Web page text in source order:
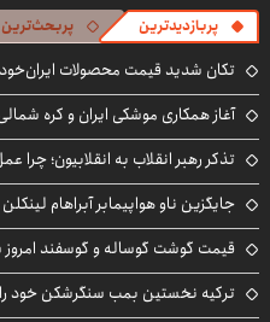
پربازدیدترین پربحث‌ترین
تکان شدید قیمت محصولات ایران‌خودرو و
آغاز همکاری موشکی ایران و کره
تذکر رهبر انقلاب به انقلابیون؛ چرا
جایگزین ناو هواپیمابر آبراهام
قیمت گوشت گوساله و گوسفند امروز شنبه ۱۷ مرداد
ترکیه نخستین بمب سنگرشکن خود را